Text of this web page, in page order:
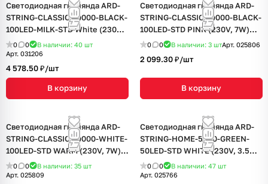
Светодиодная гирлянда ARD-
STRING-CLASSIC-10000-BLACK-
100LED-MILK-STD White (230V,
7W) (Ardecoled, IP65, 1 год)
0 0 В наличии: 40 шт
Арт. 031206
4 578.50 ₽/шт
В корзину
Светодиодная гирлянда ARD-
STRING-CLASSIC-10000-BLACK-
100LED-STD PINK (230V, 7W)
(Ardecoled, IP65, 1 год)
0 0 В наличии: 3 штАрт. 025806
2 099.30 ₽/шт
В корзину
Светодиодная гирлянда ARD-
STRING-CLASSIC-10000-WHITE-
100LED-STD WARM (230V, 7W)
(Ardecoled, IP65, 1 год)
0 0 В наличии: 35 шт
Арт. 025809
Светодиодная гирлянда ARD-
STRING-HOME-5000-GREEN-
50LED-STD WHITE (230V, 3.5W)
(Ardecoled, IP20, 1 год)
0 0 В наличии: 47 шт
Арт. 025766